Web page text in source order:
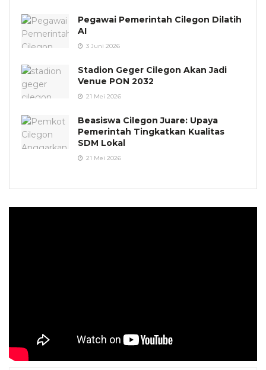
Pegawai Pemerintah Cilegon Dilatih
AI
3 Juni 2026
Stadion Geger Cilegon Akan Jadi
Venue PON 2032
21 Mei 2026
Beasiswa Cilegon Juare: Upaya
Pemerintah Tingkatkan Kualitas
SDM Lokal
21 Mei 2026